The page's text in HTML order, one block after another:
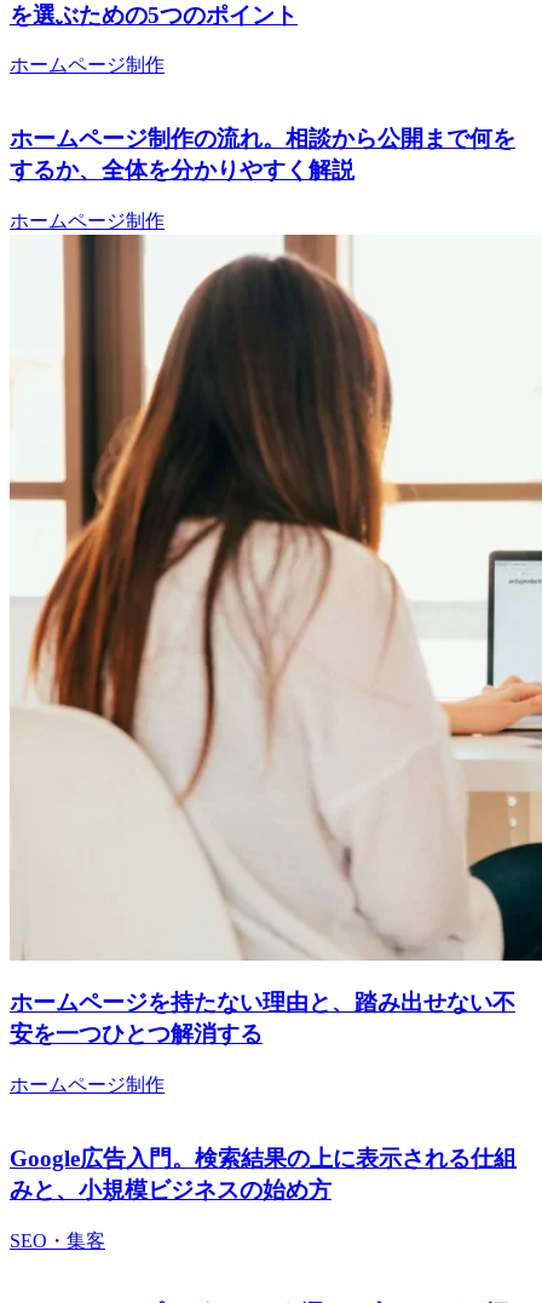
を選ぶための5つのポイント
ホームページ制作
ホームページ制作の流れ。相談から公開まで何を
するか、全体を分かりやすく解説
ホームページ制作
ホームページを持たない理由と、踏み出せない不
安を一つひとつ解消する
ホームページ制作
Google広告入門。検索結果の上に表示される仕組
みと、小規模ビジネスの始め方
SEO・集客